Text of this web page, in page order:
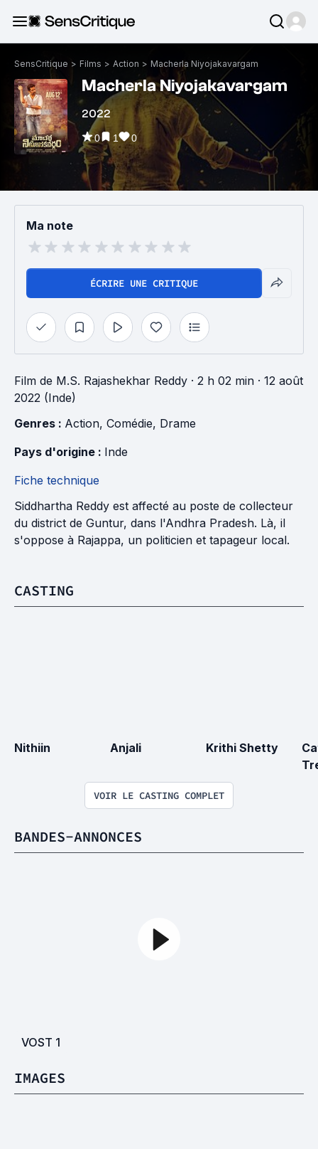
SensCritique > Films > Action > Macherla Niyojakavargam
Macherla Niyojakavargam
2022
0 1 0
Ma note
ÉCRIRE UNE CRITIQUE
Film de M.S. Rajashekhar Reddy · 2 h 02 min · 12 août
2022 (Inde)
Genres : Action, Comédie, Drame
Pays d'origine : Inde
Fiche technique
Siddhartha Reddy est affecté au poste de collecteur
du district de Guntur, dans l'Andhra Pradesh. Là, il
s'oppose à Rajappa, un politicien et tapageur local.
CASTING
Nithiin Anjali Krithi Shetty
VOIR LE CASTING COMPLET
BANDES-ANNONCES
VOST 1
IMAGES